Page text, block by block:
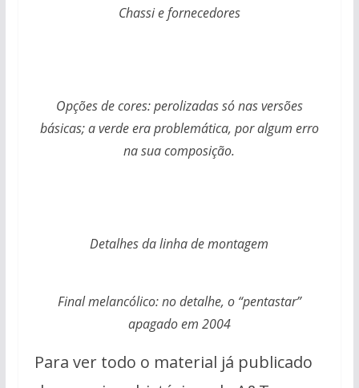
Chassi e fornecedores
Opções de cores: perolizadas só nas versões
básicas; a verde era problemática, por algum erro
na sua composição.
Detalhes da linha de montagem
Final melancólico: no detalhe, o “pentastar”
apagado em 2004
Para ver todo o material já publicado